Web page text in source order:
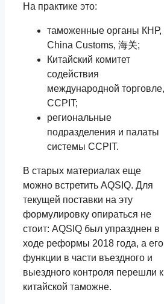
На практике это:
таможенные органы КНР,
China Customs, 海关;
Китайский комитет
содействия
международной торговле,
CCPIT;
региональные
подразделения и палаты
системы CCPIT.
В старых материалах еще
можно встретить AQSIQ. Для
текущей поставки на эту
формулировку опираться не
стоит: AQSIQ был упразднен в
ходе реформы 2018 года, а его
функции в части въездного и
выездного контроля перешли к
китайской таможне.